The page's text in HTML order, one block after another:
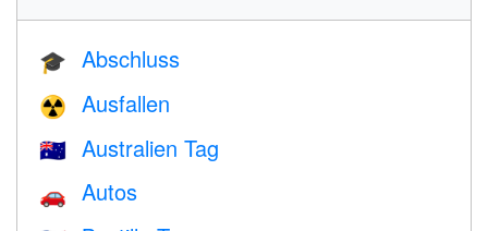
🎓 Abschluss
☢️ Ausfallen
🇦🇺 Australien Tag
🚗 Autos